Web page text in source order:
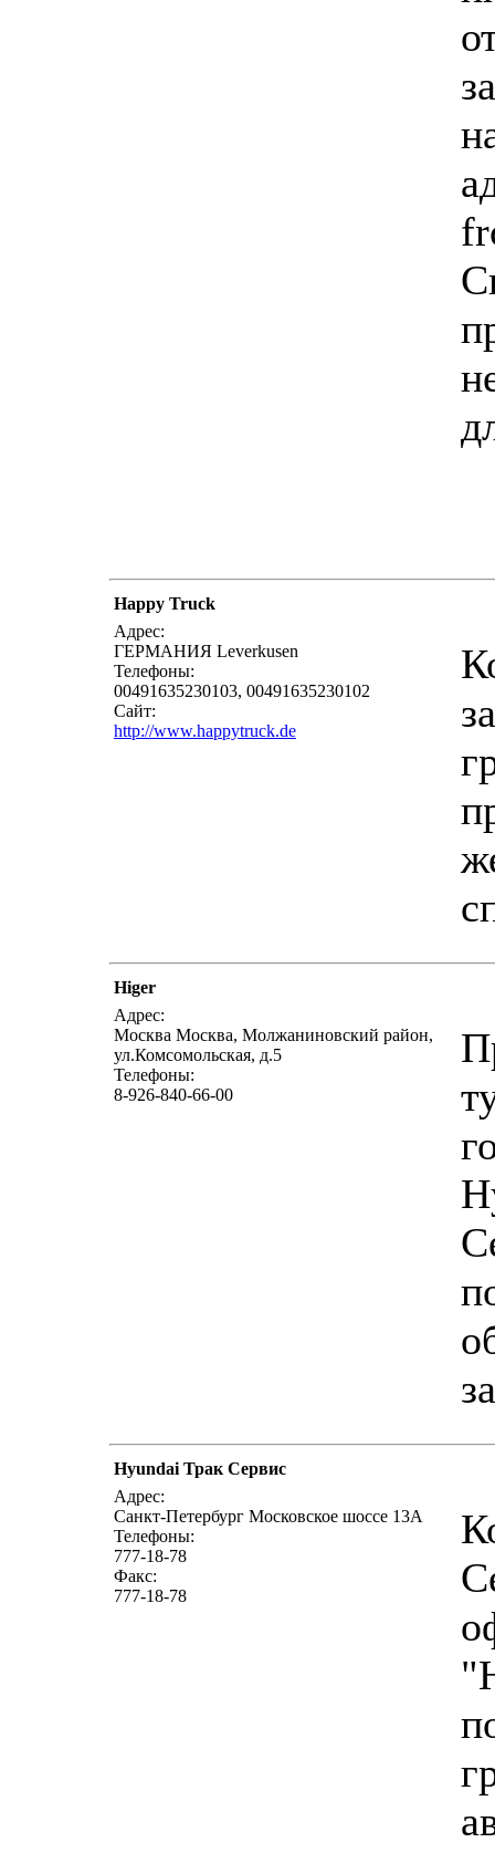
Happy Truck
Адрес:
ГЕРМАНИЯ Leverkusen
Телефоны:
00491635230103, 00491635230102
Сайт:
http://www.happytruck.de
Higer
Адрес:
Москва Москва, Молжаниновский район,
ул.Комсомольская, д.5
Телефоны:
8-926-840-66-00
Hyundai Трак Сервис
Адрес:
Санкт-Петербург Московское шоссе 13А
Телефоны:
777-18-78
Факс:
777-18-78